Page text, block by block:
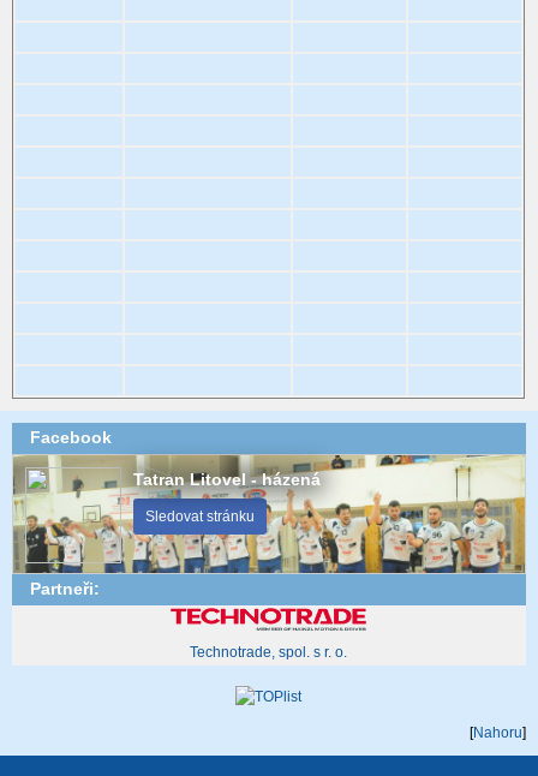
Facebook
Tatran Litovel - házená
Sledovat stránku
Partneři:
Technotrade, spol. s r. o.
[Nahoru]